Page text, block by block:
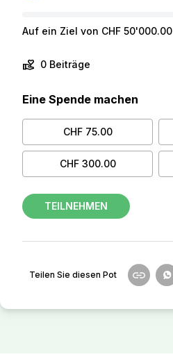
Auf ein Ziel von CHF 50'000.00
volunteer_activism 0 Beiträge
Eine Spende machen
CHF 75.00
CHF 300.00
TEILNEHMEN
Teilen Sie diesen Pot